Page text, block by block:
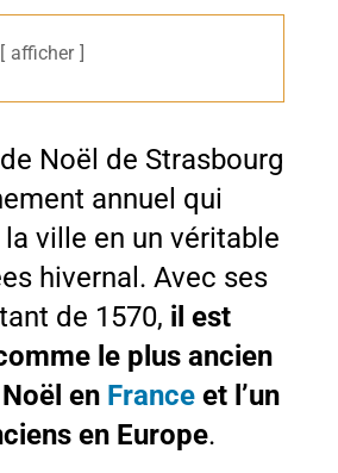
afficher
Noël de Strasbourg
annuel qui
ville en un véritable
hivernal. Avec ses
de 1570, il est
le plus ancien
en Franceet l’un
en Europe.